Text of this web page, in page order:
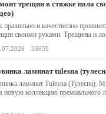
правильно и качественно
своими руками. Трещины и
33659
ламинат tulesna
ламинат Tulesna (Тулесна).
новую коллекцию премиального